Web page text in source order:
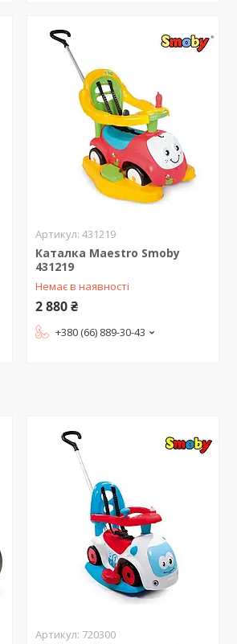
431219
Каталка Maestro Smoby
431219
Немає в наявності
2 880 ₴
+380 (66) 889-30-43
720300